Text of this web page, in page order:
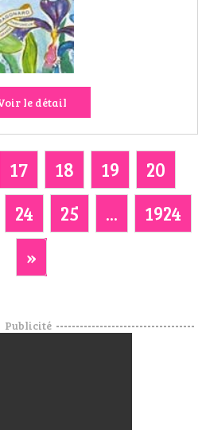
le détail
17 18 19
20
24 25 ...
1924
»
Publicité